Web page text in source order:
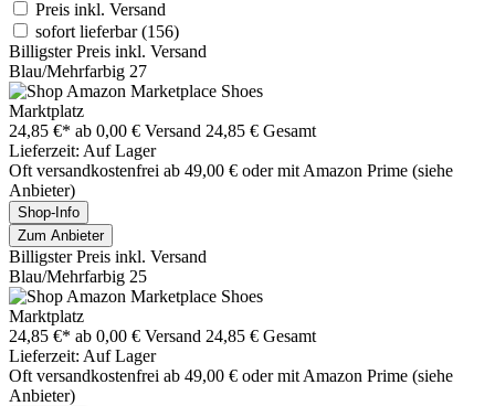
Preis inkl. Versand
sofort lieferbar(156)
Billigster Preis inkl. Versand
Blau/Mehrfarbig 27
Marktplatz
24,85 €* ab 0,00 € Versand 24,85 € Gesamt
Lieferzeit: Auf Lager
Oft versandkostenfrei ab 49,00 € oder mit Amazon Prime (siehe
Anbieter)
Shop-Info
Zum Anbieter
Billigster Preis inkl. Versand
Blau/Mehrfarbig 25
Marktplatz
24,85 €* ab 0,00 € Versand 24,85 € Gesamt
Lieferzeit: Auf Lager
Oft versandkostenfrei ab 49,00 € oder mit Amazon Prime (siehe
Anbieter)